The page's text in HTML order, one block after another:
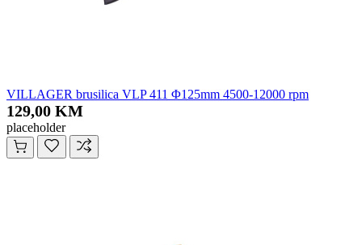
VILLAGER brusilica VLP 411 Φ125mm 4500-12000 rpm
129,00 KM
placeholder